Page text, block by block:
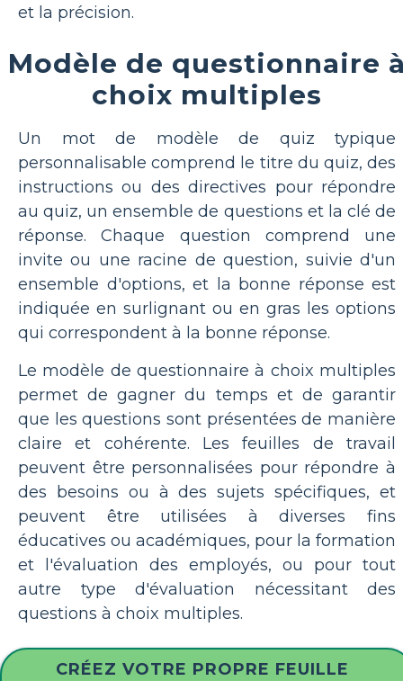
et la précision.
Modèle de questionnaire
choix multiples
Un mot de modèle de quiz typique
personnalisable comprend le titre du quiz, des
instructions ou des directives pour répondre
au quiz, un ensemble de questions et la clé de
réponse. Chaque question comprend une
invite ou une racine de question, suivie d'un
ensemble d'options, et la bonne réponse est
indiquée en surlignant ou en gras les options
qui correspondent à la bonne réponse.
Le modèle de questionnaire à choix multiples
permet de gagner du temps et de garantir
que les questions sont présentées de manière
claire et cohérente. Les feuilles de travail
peuvent être personnalisées pour répondre à
des besoins ou à des sujets spécifiques, et
peuvent être utilisées à diverses fins
éducatives ou académiques, pour la formation
et l'évaluation des employés, ou pour tout
autre type d'évaluation nécessitant des
questions à choix multiples.
CRÉEZ VOTRE PROPRE FEUILLE